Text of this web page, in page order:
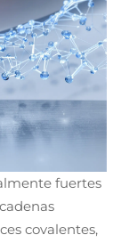
fuertes
covalentes,